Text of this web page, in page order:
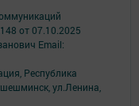
от 07.10.2025
Email:
Республика
ул.Ленина,